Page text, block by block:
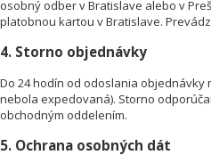
osobný odber v Bratislave alebo v
platobnou kartou v Bratislave.
4. Storno objednávky
Do 24 hodín od odoslania
nebola expedovaná). Storno
obchodným oddelením.
5. Ochrana osobných dát